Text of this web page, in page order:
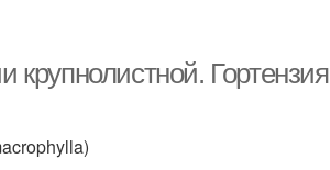
крупнолистной.